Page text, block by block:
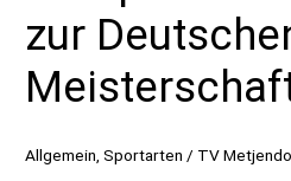
zur
Allgemein ,Sportarten / TV